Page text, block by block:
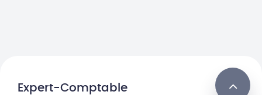
Expert-Comptable